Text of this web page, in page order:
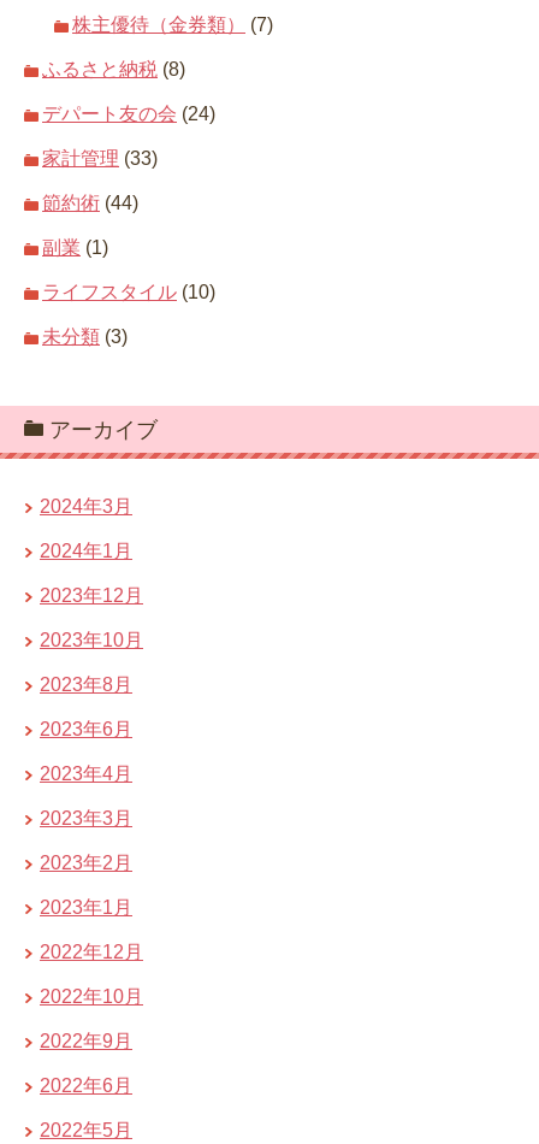
株主優待（金券類） (7)
ふるさと納税 (8)
デパート友の会 (24)
家計管理 (33)
節約術 (44)
副業 (1)
ライフスタイル (10)
未分類 (3)
アーカイブ
2024年3月
2024年1月
2023年12月
2023年10月
2023年8月
2023年6月
2023年4月
2023年3月
2023年2月
2023年1月
2022年12月
2022年10月
2022年9月
2022年6月
2022年5月